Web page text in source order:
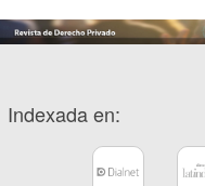
Indexada en: